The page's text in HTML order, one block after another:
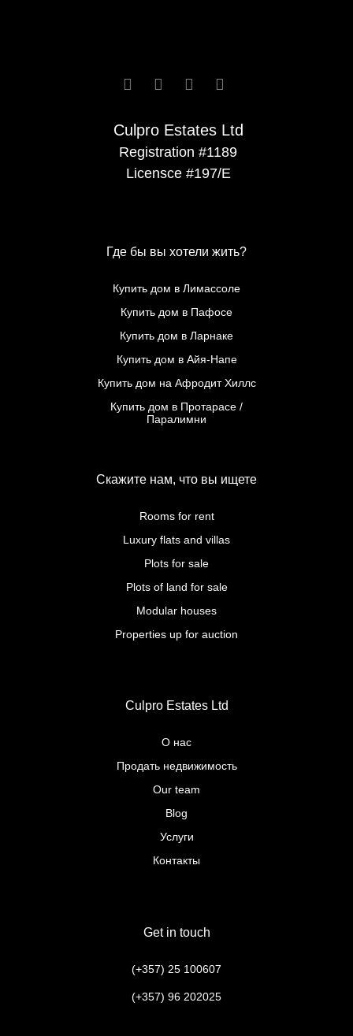
Culpro Estates Ltd
Registration #1189
Licensce #197/E
   
Где бы вы хотели жить?
Скажите нам, что вы ищете
Culpro Estates Ltd
Get in touch
Купить дом в Лимассоле
Купить дом в Пафосе
Купить дом в Ларнаке
Купить дом в Айя-Напе
Купить дом на Афродит Хиллс
Купить дом в Протарасе /
Паралимни
Rooms for rent
Luxury flats and villas
Plots for sale
Plots of land for sale
Modular houses
Properties up for auction
О нас
Продать недвижимость
Our team
Blog
Услуги
Контакты
(+357) 25 100607
(+357) 96 202025